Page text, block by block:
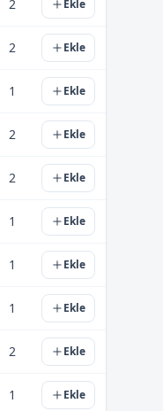
2 Ekle
2 Ekle
1 Ekle
2 Ekle
2 Ekle
1 Ekle
1 Ekle
1 Ekle
2 Ekle
1 Ekle